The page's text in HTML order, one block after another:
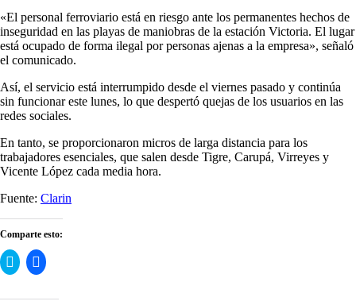
«El personal ferroviario está en riesgo ante los permanentes hechos de
inseguridad en las playas de maniobras de la estación Victoria. El lugar
está ocupado de forma ilegal por personas ajenas a la empresa», señaló
el comunicado.
Así, el servicio está interrumpido desde el viernes pasado y continúa
sin funcionar este lunes, lo que despertó quejas de los usuarios en las
redes sociales.
En tanto, se proporcionaron micros de larga distancia para los
trabajadores esenciales, que salen desde Tigre, Carupá, Virreyes y
Vicente López cada media hora.
Fuente: Clarin
Comparte esto:
Haz
clic
en
Haz
clic
en